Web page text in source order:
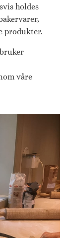
holdes
produkter.
våre